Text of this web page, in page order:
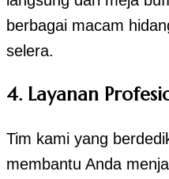
berbagai macam
selera.
4. Layanan
Tim kami yang
membantu Anda